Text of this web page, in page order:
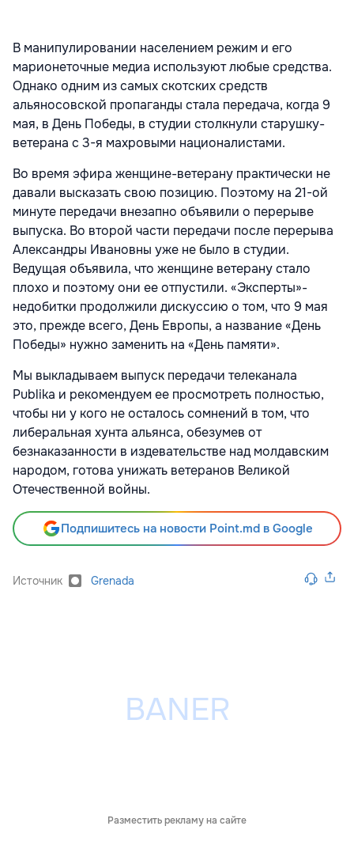
В манипулировании населением режим и его
марионеточные медиа используют любые средства.
Однако одним из самых скотских средств
альяносовской пропаганды стала передача, когда 9
мая, в День Победы, в студии столкнули старушку-
ветерана с 3-я махровыми националистами.
Во время эфира женщине-ветерану практически не
давали высказать свою позицию. Поэтому на 21-ой
минуте передачи внезапно объявили о перерыве
выпуска. Во второй части передачи после перерыва
Александры Ивановны уже не было в студии.
Ведущая объявила, что женщине ветерану стало
плохо и поэтому они ее отпустили. «Эксперты»-
недобитки продолжили дискуссию о том, что 9 мая
это, прежде всего, День Европы, а название «День
Победы» нужно заменить на «День памяти».
Мы выкладываем выпуск передачи телеканала
Publika и рекомендуем ее просмотреть полностью,
чтобы ни у кого не осталось сомнений в том, что
либеральная хунта альянса, обезумев от
безнаказанности в издевательстве над молдавским
народом, готова унижать ветеранов Великой
Отечественной войны.
Подпишитесь на новости Point.md в Google
Источник Grenada
Разместить рекламу на сайте